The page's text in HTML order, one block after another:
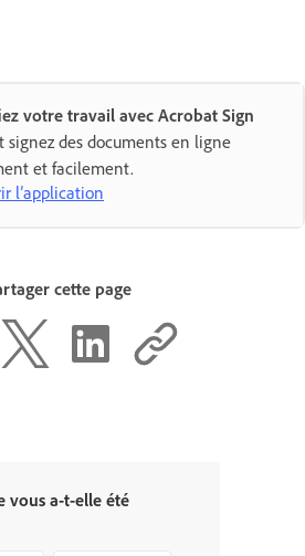
votre travail avec Acrobat Sign
signez des documents en ligne
et facilement.
l’application
cette page
vous a-t-elle été